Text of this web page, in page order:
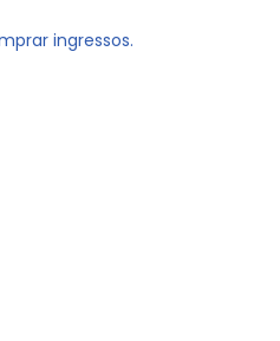
ingressos.